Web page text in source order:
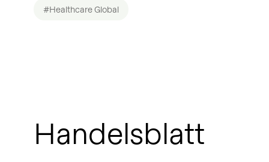
#Healthcare Global
Handelsblatt